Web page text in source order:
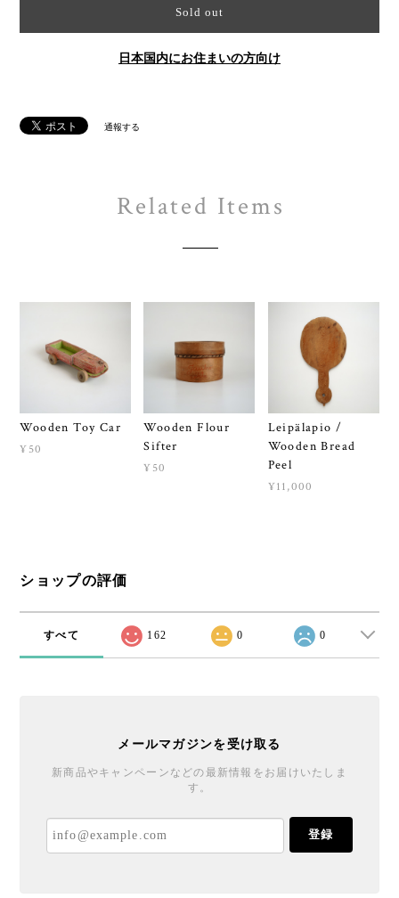
Sold out
日本国内にお住まいの方向け
通報する
Related Items
Wooden Toy Car
¥50
Wooden Flour
Sifter
¥50
Leipälapio /
Wooden Bread
Peel
¥11,000
ショップの評価
すべて 162 0 0
メールマガジンを受け取る
新商品やキャンペーンなどの最新情報をお届けいたしま
す。
登録